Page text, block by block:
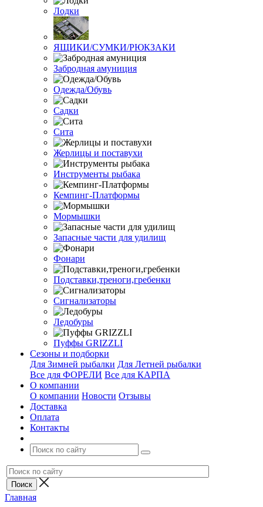
Лодки
ЯЩИКИ/СУМКИ/РЮКЗАКИ
Забродная амуниция
Одежда/Обувь
Садки
Сита
Жерлицы и поставухи
Инструменты рыбака
Кемпинг-Платформы
Мормышки
Запасные части для удилищ
Фонари
Подставки,треноги,гребенки
Сигнализаторы
Ледобуры
Пуффы GRIZZLI
Сезоны и подборки
Для Зимней рыбалки Для Летней рыбалки
Все для ФОРЕЛИ Все для КАРПА
О компании
О компании Новости Отзывы
Доставка
Оплата
Контакты
Главная